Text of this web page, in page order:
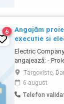
6
Angajăm
executie si
Electric
angajează: -
electrice (salariu
Inginer execuție
tensiune (salariu
Electricieni rețele
Targoviste,
6 august
Telefon